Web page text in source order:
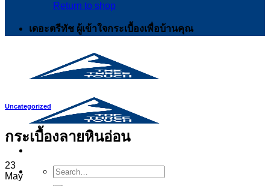
Return to shop
เดอะตรีทัช ผู้เข้าใจกระเบื้องเพื่อบ้านคุณ
Search
for:
Uncategorized
กระเบื้องลายหินอ่อน
23
May